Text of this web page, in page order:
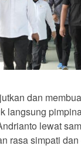
dan
langsung
lewat
rasa simpati